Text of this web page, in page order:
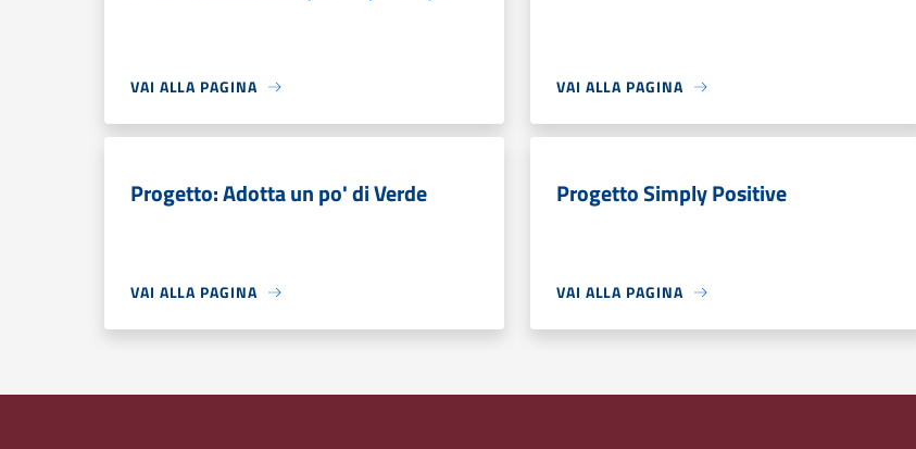
VAI ALLA PAGINA VAI ALLA PAGINA
Progetto: Adotta un po' di Verde
VAI ALLA PAGINA
Progetto Simply Positive
VAI ALLA PAGINA